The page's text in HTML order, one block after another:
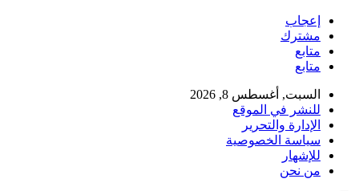
إعجاب
مشترك
متابع
متابع
السبت, أغسطس 8, 2026
للنشر في الموقع
الإدارة والتحرير
سياسة الخصوصية
للإشهار
من نحن